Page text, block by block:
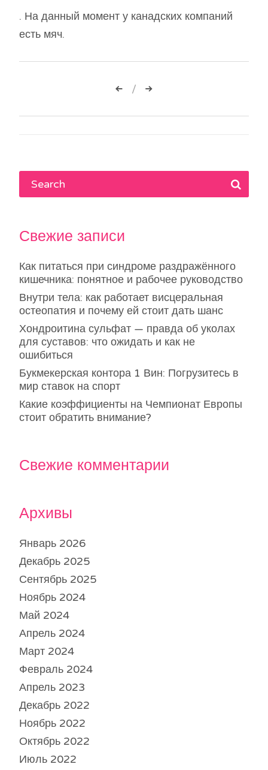
. На данный момент у канадских компаний
есть мяч.
Навигация
по
Свежие записи
Как питаться при синдроме раздражённого
кишечника: понятное и рабочее руководство
Внутри тела: как работает висцеральная
остеопатия и почему ей стоит дать шанс
Хондроитина сульфат — правда об уколах
для суставов: что ожидать и как не
ошибиться
Букмекерская контора 1 Вин: Погрузитесь в
мир ставок на спорт
Какие коэффициенты на Чемпионат Европы
стоит обратить внимание?
Свежие комментарии
Архивы
Январь 2026
Декабрь 2025
Сентябрь 2025
Ноябрь 2024
Май 2024
Апрель 2024
Март 2024
Февраль 2024
Апрель 2023
Декабрь 2022
Ноябрь 2022
Октябрь 2022
Июль 2022